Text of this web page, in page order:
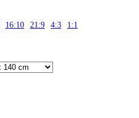
16:10 21:9 4:3 1:1